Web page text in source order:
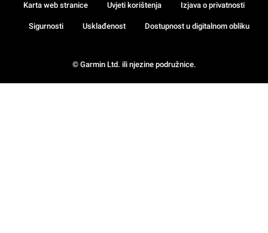
© Garmin Ltd. ili njezine podružnice.
Karta web stranice Uvjeti korištenja Izjava o privatnosti
Sigurnosti Usklađenost Dostupnost u digitalnom obliku